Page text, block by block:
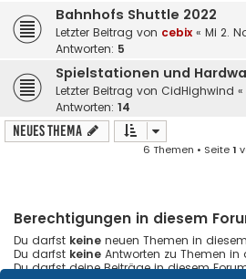
Bahnhofs Shuttle 2022
Letzter Beitrag von cebix « Mi 2.
Antworten: 5
Spielstationen und
Letzter Beitrag von CidHighwind «
Antworten: 14
Neues Thema
6 Themen • Seite1
Berechtigungen in diesem
Du darfst keine neuen Themen in
Du darfst keine Antworten zu Themen in
Du darfst deine Beiträge in diesem